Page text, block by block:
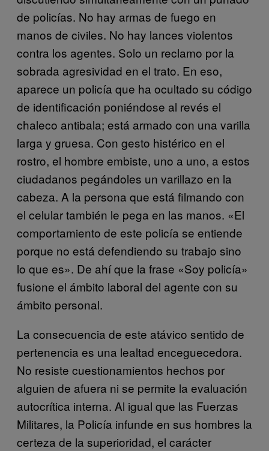
de policías. No hay armas de fuego en
manos de civiles. No hay lances violentos
contra los agentes. Solo un reclamo por la
sobrada agresividad en el trato. En eso,
aparece un policía que ha ocultado su código
de identificación poniéndose al revés el
chaleco antibala; está armado con una varilla
larga y gruesa. Con gesto histérico en el
rostro, el hombre embiste, uno a uno, a estos
ciudadanos pegándoles un varillazo en la
cabeza. A la persona que está filmando con
el celular también le pega en las manos. «El
comportamiento de este policía se entiende
porque no está defendiendo su trabajo sino
lo que es». De ahí que la frase «Soy policía»
fusione el ámbito laboral del agente con su
ámbito personal.
La consecuencia de este atávico sentido de
pertenencia es una lealtad enceguecedora.
No resiste cuestionamientos hechos por
alguien de afuera ni se permite la evaluación
autocrítica interna. Al igual que las Fuerzas
Militares, la Policía infunde en sus hombres la
certeza de la superioridad, el carácter